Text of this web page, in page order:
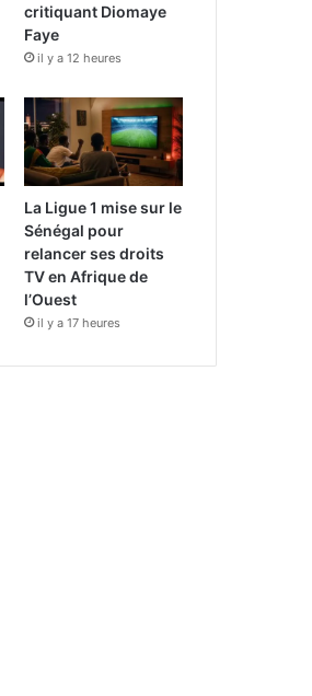
critiquant Diomaye
Faye
il y a 12 heures
La Ligue 1 mise sur le
Sénégal pour
relancer ses droits
TV en Afrique de
l’Ouest
il y a 17 heures